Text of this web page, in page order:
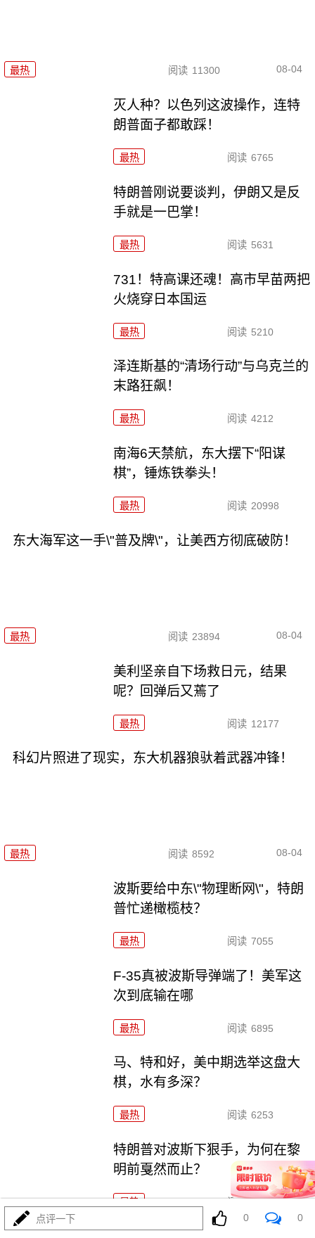
最热 阅读 11300 08-04
灭人种？以色列这波操作，连特
朗普面子都敢踩！
最热 阅读 6765
特朗普刚说要谈判，伊朗又是反
手就是一巴掌！
最热 阅读 5631
731！特高课还魂！高市早苗两把
火烧穿日本国运
最热 阅读 5210
泽连斯基的“清场行动”与乌克兰的
末路狂飙！
最热 阅读 4212
南海6天禁航，东大摆下“阳谋
棋”，锤炼铁拳头！
最热 阅读 20998
东大海军这一手\"普及牌\"，让美西方彻底破防！
最热 阅读 23894 08-04
美利坚亲自下场救日元，结果
呢？回弹后又蔫了
最热 阅读 12177
科幻片照进了现实，东大机器狼驮着武器冲锋！
最热 阅读 8592 08-04
波斯要给中东\"物理断网\"，特朗
普忙递橄榄枝？
最热 阅读 7055
F-35真被波斯导弹端了！美军这
次到底输在哪
最热 阅读 6895
马、特和好，美中期选举这盘大
棋，水有多深？
最热 阅读 6253
特朗普对波斯下狠手，为何在黎
明前戛然而止？
最热 阅读 4423
点评一下 0 0